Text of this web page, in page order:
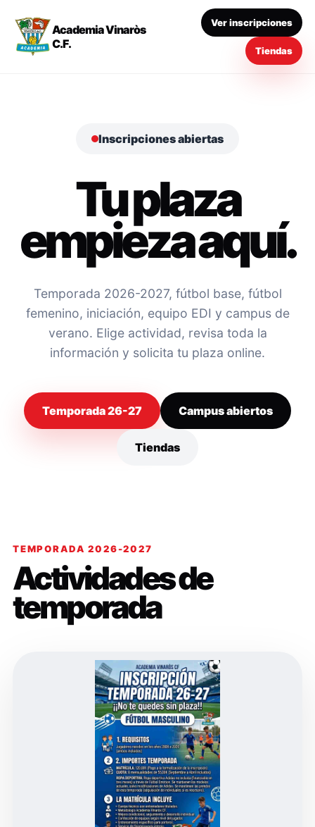
Academia Vinaròs
C.F.
Ver inscripciones
Tiendas
Inscripciones abiertas
Tu plaza
empieza aquí.
Temporada 2026-2027, fútbol base, fútbol
femenino, iniciación, equipo EDI y campus de
verano. Elige actividad, revisa toda la
información y solicita tu plaza online.
Temporada 26-27 Campus abiertos
Tiendas
TEMPORADA 2026-2027
Actividades de
temporada